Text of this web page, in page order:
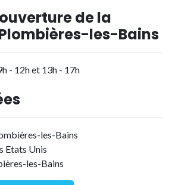
de la
les-Bains
- 12h et 13h - 17h
les-Bains
Etats Unis
les-Bains